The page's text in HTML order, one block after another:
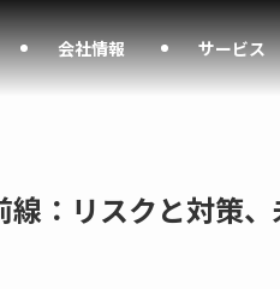
会社情報 サービス
線：リスクと対策